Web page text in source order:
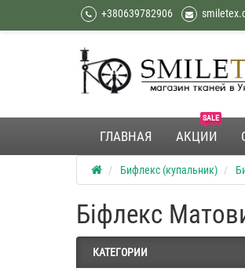
+380639782906
ГЛАВНАЯ
SALE
АКЦИИ
Бифлекс (купальник)
Біфлекс
КАТЕГОРИИ